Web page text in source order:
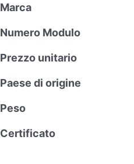
Marca
Numero Modulo
Prezzo unitario
Paese di origine
Peso
Certificato